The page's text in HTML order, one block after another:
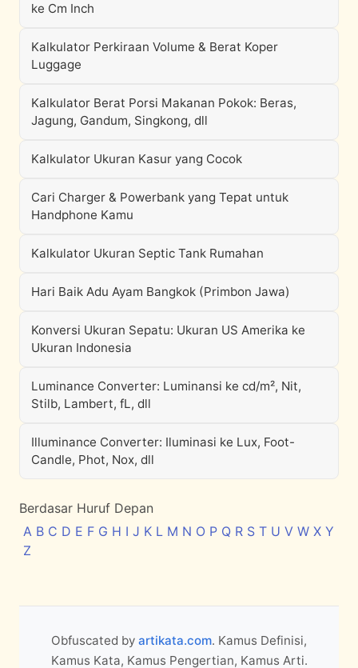
ke Cm Inch
Kalkulator Perkiraan Volume & Berat Koper
Luggage
Kalkulator Berat Porsi Makanan Pokok: Beras,
Jagung, Gandum, Singkong, dll
Kalkulator Ukuran Kasur yang Cocok
Cari Charger & Powerbank yang Tepat untuk
Handphone Kamu
Kalkulator Ukuran Septic Tank Rumahan
Hari Baik Adu Ayam Bangkok (Primbon Jawa)
Konversi Ukuran Sepatu: Ukuran US Amerika ke
Ukuran Indonesia
Luminance Converter: Luminansi ke cd/m², Nit,
Stilb, Lambert, fL, dll
Illuminance Converter: Iluminasi ke Lux, Foot-
Candle, Phot, Nox, dll
Berdasar Huruf Depan
A B C D E F G H I J K L M N O P Q R S T U V W X Y
Z
Obfuscated by artikata.com. Kamus Definisi,
Kamus Kata, Kamus Pengertian, Kamus Arti.